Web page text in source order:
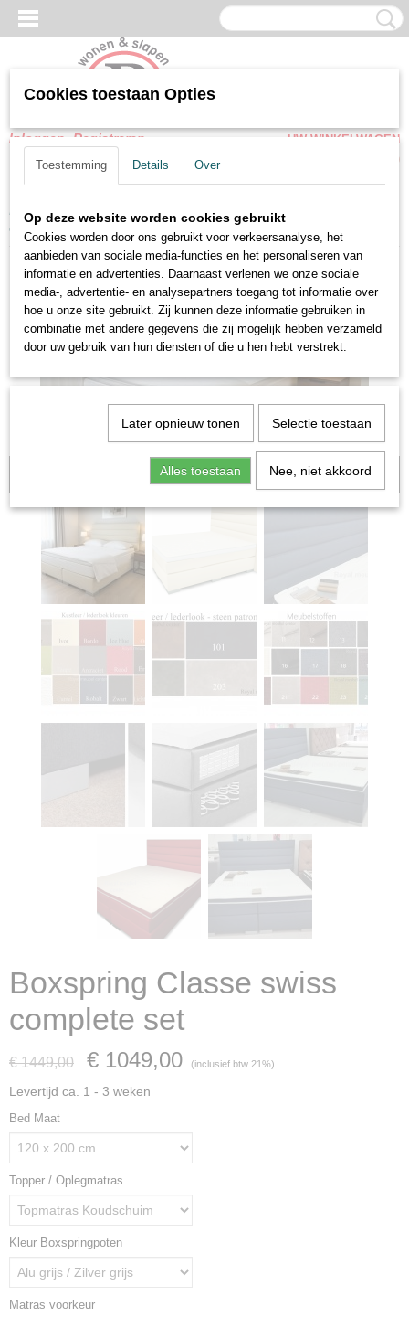
Inloggen Registreren
UW WINKELWAGEN
(0)
Home > Boxspring Vlakke boxsprings
Boxspring Classe swiss
complete set
Aanbieding!
Boxspring Classe swiss
complete set
€ 1449,00 € 1049,00 (inclusief btw 21%)
Levertijd ca. 1 - 3 weken
Bed Maat
Topper / Oplegmatras
Kleur Boxspringpoten
Matras voorkeur
Cookies toestaan Opties
Toestemming Details Over
Op deze website worden cookies gebruikt
Cookies worden door ons gebruikt voor verkeersanalyse, het
aanbieden van sociale media-functies en het personaliseren van
informatie en advertenties. Daarnaast verlenen we onze sociale
media-, advertentie- en analysepartners toegang tot informatie over
hoe u onze site gebruikt. Zij kunnen deze informatie gebruiken in
combinatie met andere gegevens die zij mogelijk hebben verzameld
door uw gebruik van hun diensten of die u hen hebt verstrekt.
Later opnieuw tonen Selectie toestaan
Alles toestaan Nee, niet akkoord